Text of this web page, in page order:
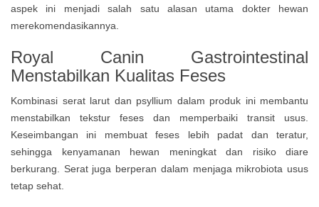
aspek ini menjadi salah satu alasan utama dokter hewan
merekomendasikannya.
Royal Canin Gastrointestinal
Menstabilkan Kualitas Feses
Kombinasi serat larut dan psyllium dalam produk ini membantu
menstabilkan tekstur feses dan memperbaiki transit usus.
Keseimbangan ini membuat feses lebih padat dan teratur,
sehingga kenyamanan hewan meningkat dan risiko diare
berkurang. Serat juga berperan dalam menjaga mikrobiota usus
tetap sehat.